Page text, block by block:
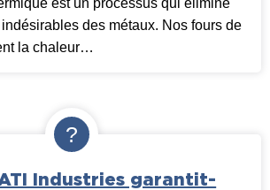
est un processus qui élimine
indésirables des métaux. Nos fours de
la chaleur…
Industries garantit-